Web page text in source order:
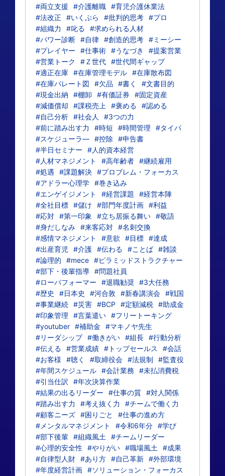
#両立支援
#介護離職 #育児介護休業法
#法改正
#いくぷら #批判的思考 #プロ
#組織力
#叱る
#求められる人材
#パワー診断 #自律 #創造的思考 #ミーシー
#プレイヤー
#仕事術 #うなづき
#提案営業
#営業トーク
#Ｚ世代 #世代間ギャップ
#適正在庫 #在庫管理モデル #在庫散布図
#在庫パレート図
#欠品 #書く
#文書目的
#現金出納
#棚卸 #有価証券
#固定資産
#減価償却
#課税売上 #褒める
#認める
#自己分析 #社会人
#3つの力
#前に踏み出す力
#時短 #時間管理
#タイパ
#スケジューラ― #控除
#申告書
#半日セミナー
#人的資本経営
#人材マネジメント
#高年齢者 #継続雇用
#処遇
#課題解決 #プロブレム・フォーカス
#アドラー心理学 #巻き込み
#エンゲイジメント
#経営課題
#経営本陣
#全社目標 #儲け #部門年度計画 #利益
#応対 #第一印象 #立ち居振る舞い #敬語
#身だしなみ #来客応対 #名刺交換
#感情マネジメント
#意欲 #目標 #達成
#出産育児
#介護 #伝わる #ことば #雑談
#論理的
#mece #ピラミッドストラクチャー
#部下・後輩指導 #問題社員
#ローパフォーマー
#退職勧奨 #3大任務
#歴史
#日本史 #河合敦 #新春講演会 #戦国
#事業継続 #災害 #BCP #定額減税 #助成金
#印象管理
#言葉遣い #フリートーキング
#youtuber #補助金
#マキノヤ先生
#リーダシップ #働きがい #組長 #行動分析
#伝える
#営業成績 #トップセールス
#会話
#お客様
#聴く #取締役会 #法規制
#監査役
#年間スケジュール #会計業務
#未払消費税
#引当仕訳
#年次決算作業
#結果の出るリーダー
#仕事の質 #対人関係
#踏み出す力
#考え抜く力
#チームで働く力
#顧客ニーズ #困りごと
#仕事の進め方
#メンタルマネジメント
#令和6年分 #学び
#部下後輩 #組織風土
#チームリーダー
#心理的安全性
#やりがい #職場風土
#成果
#自律型人財 #あり方 #自己革新 #外部環境
#年度経営計画 #ソリューション・フォーカス